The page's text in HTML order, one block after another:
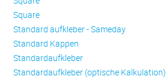
Square
Standard aufkleber - Sameday
Standard Kappen
Standardaufkleber
Standardaufkleber (optische Kalkulation)